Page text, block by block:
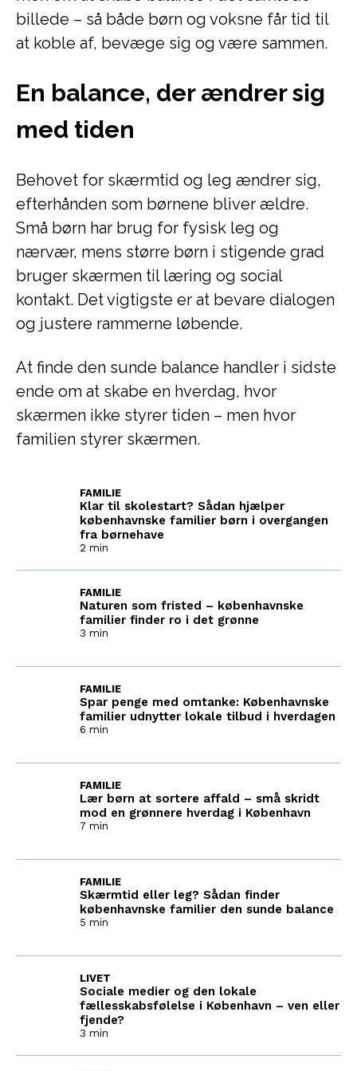
billede – så både børn og voksne får tid til
at koble af, bevæge sig og være sammen.
En balance, der ændrer sig
med tiden
Behovet for skærmtid og leg ændrer sig,
efterhånden som børnene bliver ældre.
Små børn har brug for fysisk leg og
nærvær, mens større børn i stigende grad
bruger skærmen til læring og social
kontakt. Det vigtigste er at bevare dialogen
og justere rammerne løbende.
At finde den sunde balance handler i sidste
ende om at skabe en hverdag, hvor
skærmen ikke styrer tiden – men hvor
familien styrer skærmen.
Klar til skolestart? Sådan hjælper
københavnske familier børn i overgangen
fra børnehave
FAMILIE
2 min
Naturen som fristed – københavnske
familier finder ro i det grønne
FAMILIE
3 min
Spar penge med omtanke: Københavnske
familier udnytter lokale tilbud i hverdagen
FAMILIE
6 min
Lær børn at sortere affald – små skridt
mod en grønnere hverdag i København
FAMILIE
7 min
Skærmtid eller leg? Sådan finder
københavnske familier den sunde balance
FAMILIE
5 min
Sociale medier og den lokale
fællesskabsfølelse i København – ven eller
fjende?
LIVET
3 min